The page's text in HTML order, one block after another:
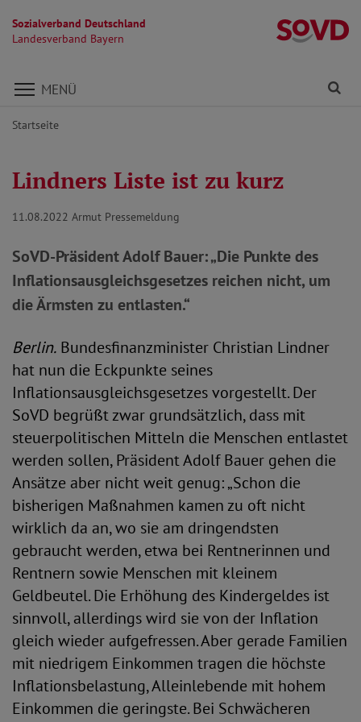
Sozialverband Deutschland
Landesverband Bayern
Direkt zu den Inhalten springen
MENÜ
Startseite
Lindners Liste ist zu kurz
11.08.2022 Armut Pressemeldung
SoVD-Präsident Adolf Bauer: „Die Punkte des
Inflationsausgleichsgesetzes reichen nicht, um
die Ärmsten zu entlasten.“
Berlin. Bundesfinanzminister Christian Lindner
hat nun die Eckpunkte seines
Inflationsausgleichsgesetzes vorgestellt. Der
SoVD begrüßt zwar grundsätzlich, dass mit
steuerpolitischen Mitteln die Menschen entlastet
werden sollen, Präsident Adolf Bauer gehen die
Ansätze aber nicht weit genug: „Schon die
bisherigen Maßnahmen kamen zu oft nicht
wirklich da an, wo sie am dringendsten
gebraucht werden, etwa bei Rentnerinnen und
Rentnern sowie Menschen mit kleinem
Geldbeutel. Die Erhöhung des Kindergeldes ist
sinnvoll, allerdings wird sie von der Inflation
gleich wieder aufgefressen. Aber gerade Familien
mit niedrigem Einkommen tragen die höchste
Inflationsbelastung, Alleinlebende mit hohem
Einkommen die geringste. Bei Schwächeren